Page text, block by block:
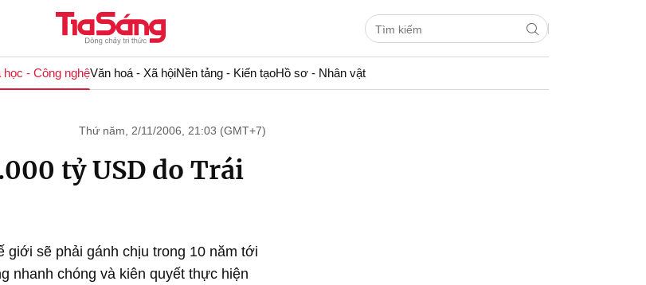
học - Công nghệVăn hoá - Xã hộiNền tảng - Kiến tạoHồ sơ - Nhân vật
Thứ năm, 2/11/2006, 21:03 (GMT+7)
tỷ USD do Trái
giới sẽ phải gánh chịu trong 10 năm tới
nhanh chóng và kiên quyết thực hiện